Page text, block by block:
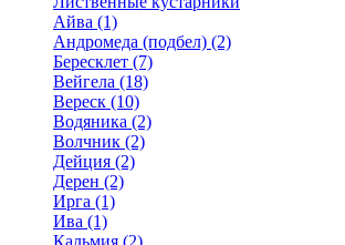
Айва (1)
Андромеда (подбел) (2)
Бересклет (7)
Вейгела (18)
Вереск (10)
Водяника (2)
Волчник (2)
Дейция (2)
Дерен (2)
Ирга (1)
Ива (1)
Кальмия (2)